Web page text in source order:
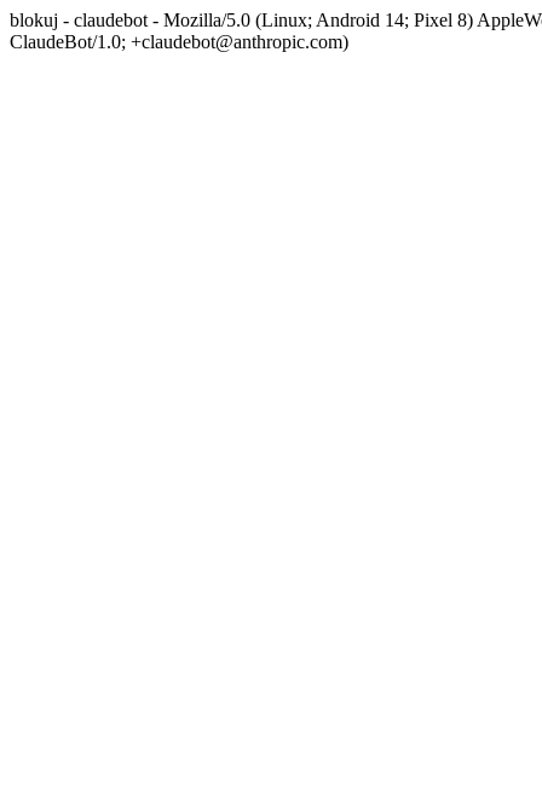
blokuj - claudebot - Mozilla/5.0 (Linux; Android 14; Pixel 8)
ClaudeBot/1.0; +claudebot@anthropic.com)